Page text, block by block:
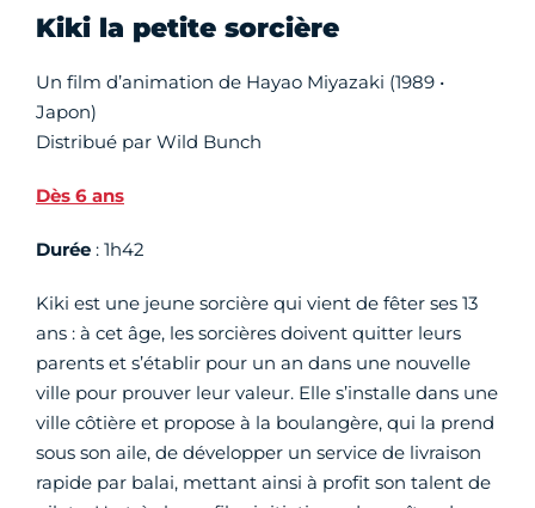
Kiki la petite sorcière
Un film d’animation de Hayao Miyazaki (1989 •
Japon)
Distribué par Wild Bunch
Dès 6 ans
Durée : 1h42
Kiki est une jeune sorcière qui vient de fêter ses 13
ans : à cet âge, les sorcières doivent quitter leurs
parents et s’établir pour un an dans une nouvelle
ville pour prouver leur valeur. Elle s’installe dans une
ville côtière et propose à la boulangère, qui la prend
sous son aile, de développer un service de livraison
rapide par balai, mettant ainsi à profit son talent de